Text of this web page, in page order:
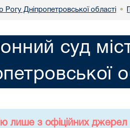
Рогу Дніпропетровської області •
суд
лише з офіційних джерел